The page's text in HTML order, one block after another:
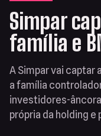
Simpar
família e
A Simpar vai captar
a família
investidores-
própria da holding